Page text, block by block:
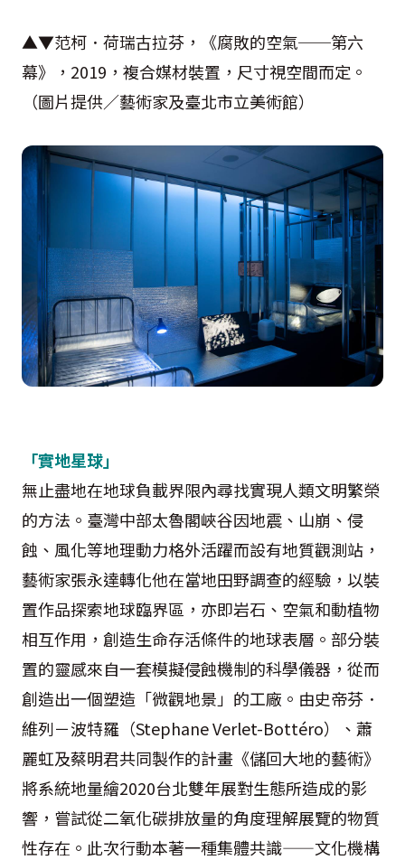
▲▼范柯．荷瑞古拉芬，《腐敗的空氣──第六
幕》，2019，複合媒材裝置，尺寸視空間而定。
（圖片提供／藝術家及臺北市立美術館）
「實地星球」
無止盡地在地球負載界限內尋找實現人類文明繁榮
的方法。臺灣中部太魯閣峽谷因地震、山崩、侵
蝕、風化等地理動力格外活躍而設有地質觀測站，
藝術家張永達轉化他在當地田野調查的經驗，以裝
置作品探索地球臨界區，亦即岩石、空氣和動植物
相互作用，創造生命存活條件的地球表層。部分裝
置的靈感來自一套模擬侵蝕機制的科學儀器，從而
創造出一個塑造「微觀地景」的工廠。由史帝芬．
維列－波特羅（Stephane Verlet-Bottéro）、蕭
麗虹及蔡明君共同製作的計畫《儲回大地的藝術》
將系統地量繪2020台北雙年展對生態所造成的影
響，嘗試從二氧化碳排放量的角度理解展覽的物質
性存在。此次行動本著一種集體共識——文化機構